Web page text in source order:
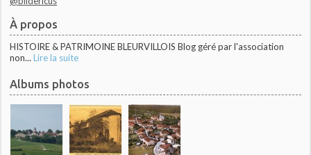
À propos
HISTOIRE & PATRIMOINE BLEURVILLOIS Blog géré par l'association
non... Lire la suite
Albums photos